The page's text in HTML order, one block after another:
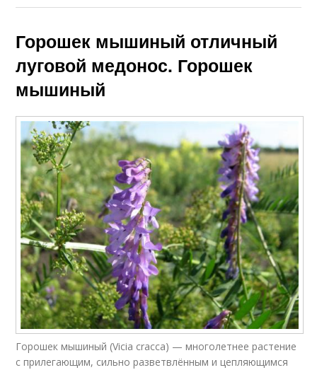
Горошек мышиный отличный
луговой медонос. Горошек
мышиный
Горошек мышиный (Vicia cracca) — многолетнее растение
с прилегающим, сильно разветвлённым и цепляющимся